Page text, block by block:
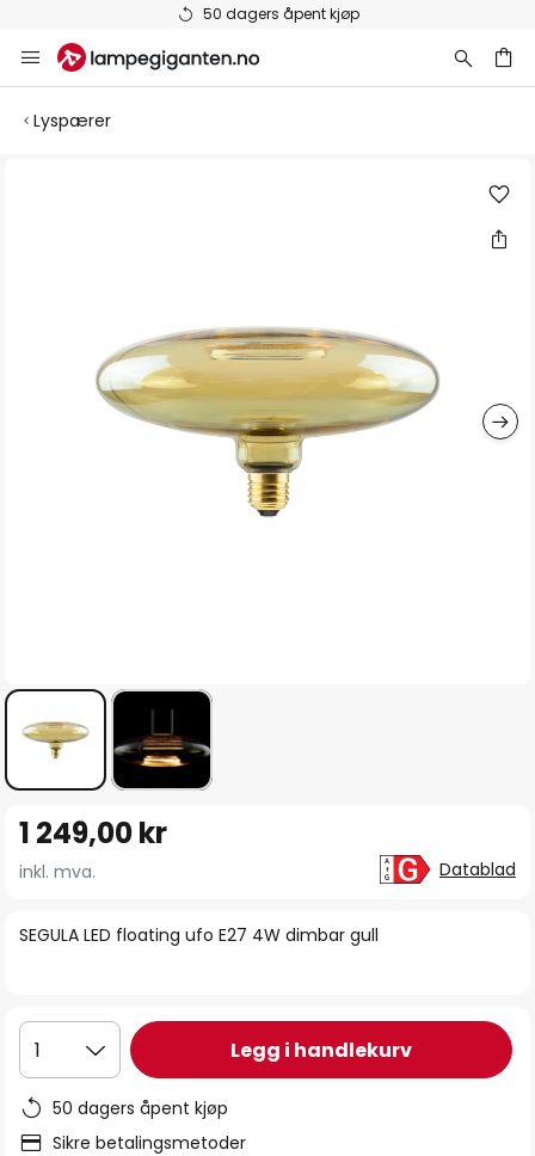
50 dagers åpent kjøp
Hopp
til
Lyspærer
begynnelsen
bildegalleri
SEGULA LED floating ufo E27 4W dimbar gull
1 249,00 kr
inkl. mva. Datablad
1 Legg i handlekurv
50 dagers åpent kjøp
Sikre betalingsmetoder